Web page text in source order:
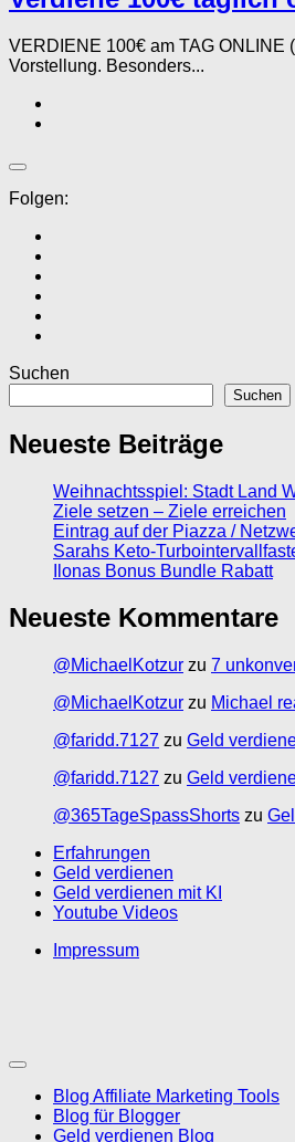
VERDIENE 100€ am TAG
Vorstellung. Besonders...
Folgen:
Suchen
Suchen
Neueste Beiträge
Weihnachtsspiel: Stadt Land
Ziele setzen – Ziele erreichen
Eintrag auf der Piazza /
Sarahs Keto-
Ilonas Bonus Bundle Rabatt
Neueste Kommentare
@MichaelKotzur zu 7
@MichaelKotzur zu Michael
@faridd.7127 zu Geld
@faridd.7127 zu Geld
@365TageSpassShorts zu
Erfahrungen
Geld verdienen
Geld verdienen mit KI
Youtube Videos
Impressum
Blog Affiliate Marketing Tools
Blog für Blogger
Geld verdienen Blog